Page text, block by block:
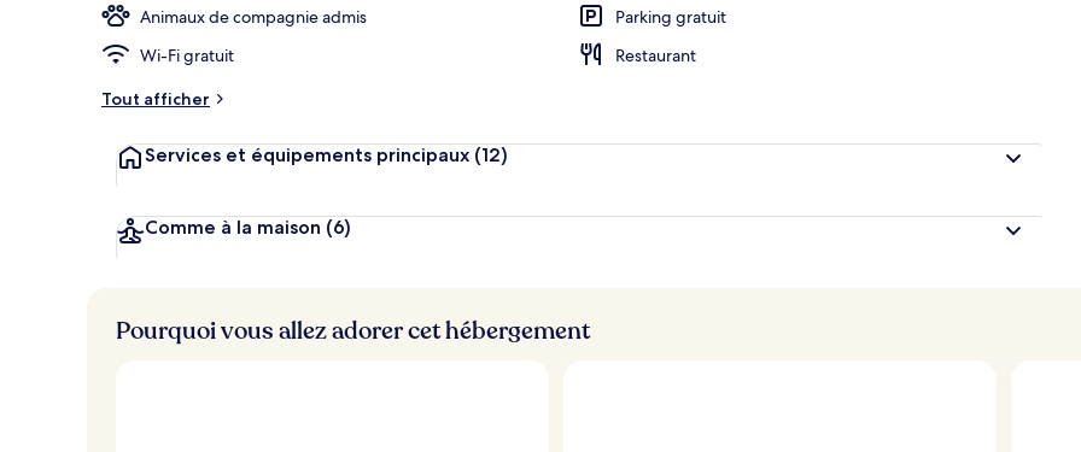
Animaux de compagnie admis
Parking gratuit
Wi-Fi gratuit
Restaurant
Tout afficher
Services et équipements principaux (12)
Comme à la maison (6)
Pourquoi vous allez adorer cet hébergement